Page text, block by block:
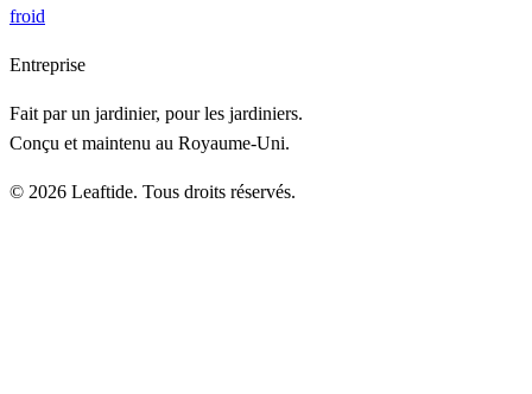
froid
Entreprise
Fait par un jardinier, pour les jardiniers.
Conçu et maintenu au Royaume-Uni.
© 2026 Leaftide. Tous droits réservés.